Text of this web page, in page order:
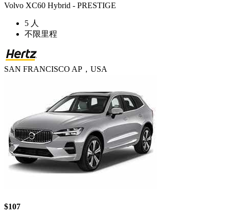
Volvo XC60 Hybrid - PRESTIGE
5 人
不限里程
SAN FRANCISCO AP，USA
$107